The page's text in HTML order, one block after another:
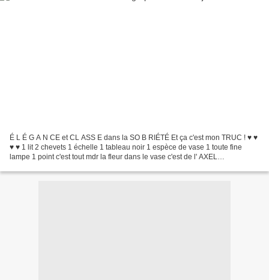
É L É G A N CE et CL ASS E dans la SO B RIÉTÉ Et ça c'est mon TRUC ! ♥ ♥
♥ ♥ 1 lit 2 chevets 1 échelle 1 tableau noir 1 espèce de vase 1 toute fine
lampe 1 point c'est tout mdr la fleur dans le vase c'est de l' AXEL